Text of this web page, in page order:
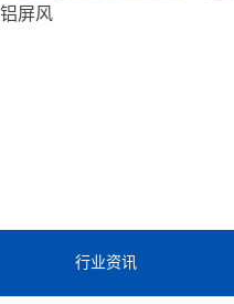
屏风
行业资讯